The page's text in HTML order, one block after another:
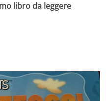
libro da leggere